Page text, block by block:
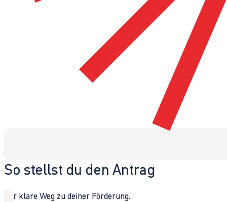
So stellst du den Antrag
Der klare Weg zu deiner Förderung.